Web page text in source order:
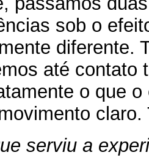
sob o
diferente.
até contato
o que
serviu a